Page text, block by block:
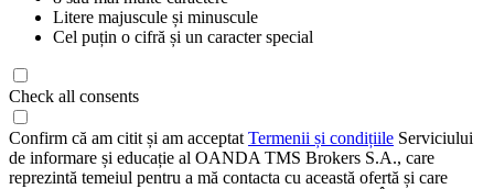
Litere majuscule și minuscule
Cel puțin o cifră și un caracter special
Check all consents
Confirm că am citit și am acceptat Termenii și condițiile Serviciului
de informare și educație al OANDA TMS Brokers S.A., care
reprezintă temeiul pentru a mă contacta cu această ofertă și care